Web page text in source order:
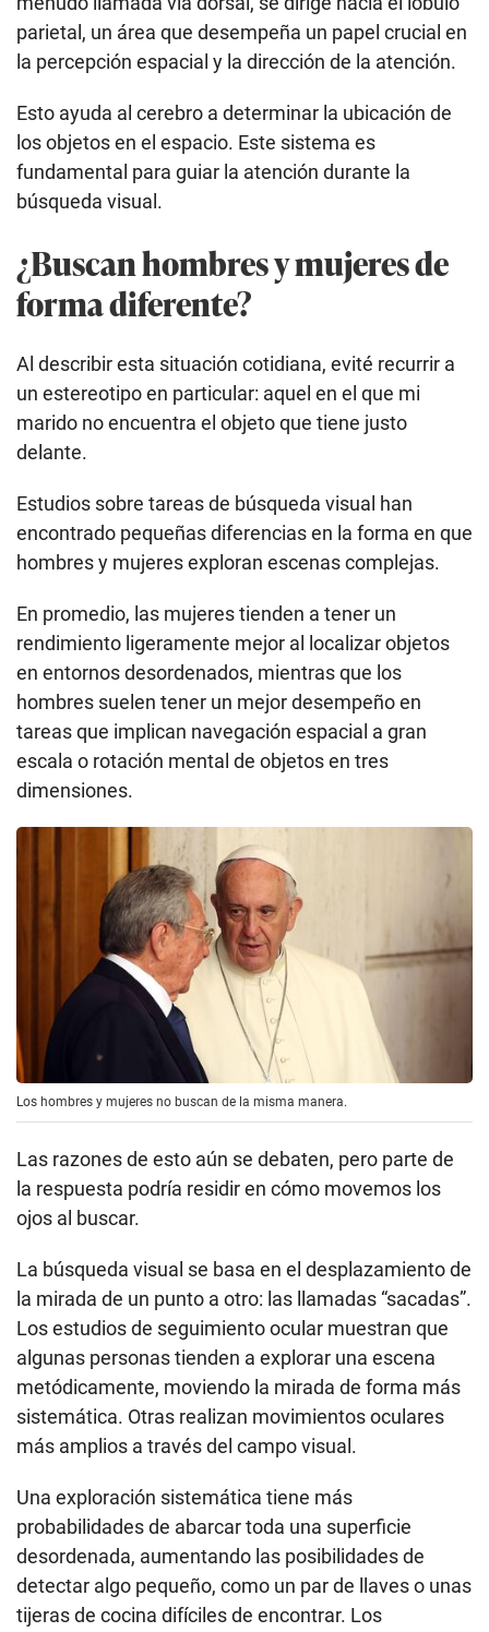
parietal, un área que desempeña un papel crucial en
la percepción espacial y la dirección de la atención.
Esto ayuda al cerebro a determinar la ubicación de
los objetos en el espacio. Este sistema es
fundamental para guiar la atención durante la
búsqueda visual.
¿Buscan hombres y mujeres de
forma diferente?
Al describir esta situación cotidiana, evité recurrir a
un estereotipo en particular: aquel en el que mi
marido no encuentra el objeto que tiene justo
delante.
Estudios sobre tareas de búsqueda visual han
encontrado pequeñas diferencias en la forma en que
hombres y mujeres exploran escenas complejas.
En promedio, las mujeres tienden a tener un
rendimiento ligeramente mejor al localizar objetos
en entornos desordenados, mientras que los
hombres suelen tener un mejor desempeño en
tareas que implican navegación espacial a gran
escala o rotación mental de objetos en tres
dimensiones.
Los hombres y mujeres no buscan de la misma manera.
Las razones de esto aún se debaten, pero parte de
la respuesta podría residir en cómo movemos los
ojos al buscar.
La búsqueda visual se basa en el desplazamiento de
la mirada de un punto a otro: las llamadas “sacadas”.
Los estudios de seguimiento ocular muestran que
algunas personas tienden a explorar una escena
metódicamente, moviendo la mirada de forma más
sistemática. Otras realizan movimientos oculares
más amplios a través del campo visual.
Una exploración sistemática tiene más
probabilidades de abarcar toda una superficie
desordenada, aumentando las posibilidades de
detectar algo pequeño, como un par de llaves o unas
tijeras de cocina difíciles de encontrar. Los